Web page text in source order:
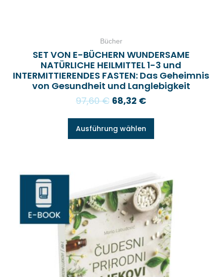
Bücher
SET VON E-BÜCHERN WUNDERSAME
NATÜRLICHE HEILMITTEL 1-3 und
INTERMITTIERENDES FASTEN: Das Geheimnis
von Gesundheit und Langlebigkeit
97,60€ 68,32 €
Ausführung wählen